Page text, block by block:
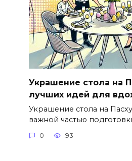
Украшение стола на
лучших идей для
Украшение стола на
важной частью
0 93